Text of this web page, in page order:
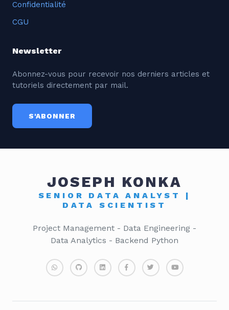
Confidentialité
CGU
Newsletter
Abonnez-vous pour recevoir nos derniers articles et
tutoriels directement par mail.
S'ABONNER
JOSEPH KONKA
SENIOR DATA ANALYST |
DATA SCIENTIST
Project Management - Data Engineering -
Data Analytics - Backend Python